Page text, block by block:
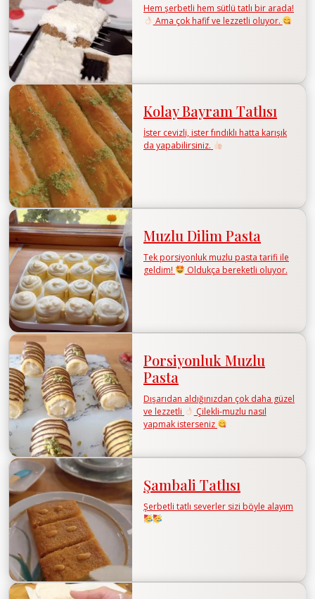
Hem şerbetli hem sütlü tatlı bir arada!
Ama çok hafif ve lezzetli oluyor.
Kolay Bayram Tatlısı
İster cevizli, ister fındıklı hatta karışık
da yapabilirsiniz.
Muzlu Dilim Pasta
Tek porsiyonluk muzlu pasta tarifi ile
geldim!
Oldukça bereketli oluyor.
Porsiyonluk Muzlu
Pasta
Dışarıdan aldığınızdan çok daha güzel
ve lezzetli
Çilekli-muzlu nasıl
yapmak isterseniz
Şambali Tatlısı
Şerbetli tatlı severler sizi böyle alayım